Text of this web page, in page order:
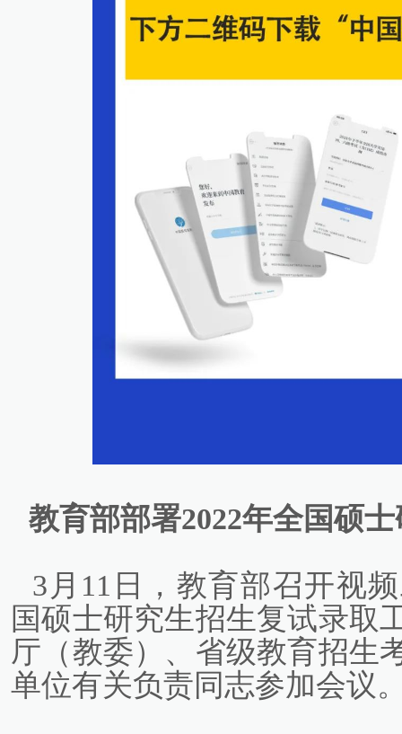
教育部部署2022年全国硕
3月11日，教育部召开视
国硕士研究生招生复试录取
厅（教委）、省级教育招生
单位有关负责同志参加会议